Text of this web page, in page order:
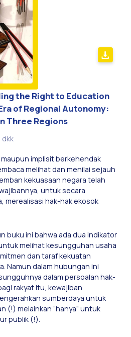
the Right to Education
of Regional Autonomy:
Three Regions
dkk
implisit berkehendak
melihat dan menilai sejauh
kekuasaan negara telah
untuk secara
merealisasi hak-hak ekosok
buku ini bahwa ada dua indikator
melihat kesungguhan usaha
dan taraf kekuatan
Namun dalam hubungan ini
dalam persoalan hak-
rakyat itu, kewajiban
sumberdaya untuk
(!) melainkan “hanya” untuk
publik (!).